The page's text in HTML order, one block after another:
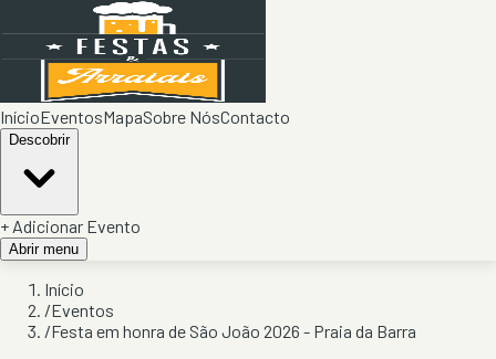
InícioEventosMapaSobre NósContacto
Descobrir
+ Adicionar Evento
Abrir menu
Início
/Eventos
/Festa em honra de São João 2026 - Praia da Barra